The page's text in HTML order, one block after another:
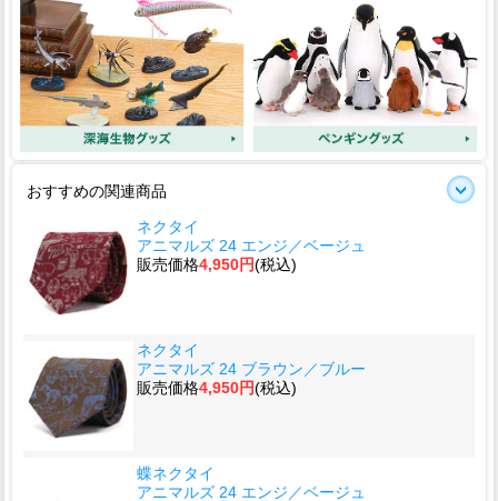
おすすめの関連商品
ネクタイ
アニマルズ 24 エンジ／ベージュ
販売価格4,950円(税込)
ネクタイ
アニマルズ 24 ブラウン／ブルー
販売価格4,950円(税込)
蝶ネクタイ
アニマルズ 24 エンジ／ベージュ